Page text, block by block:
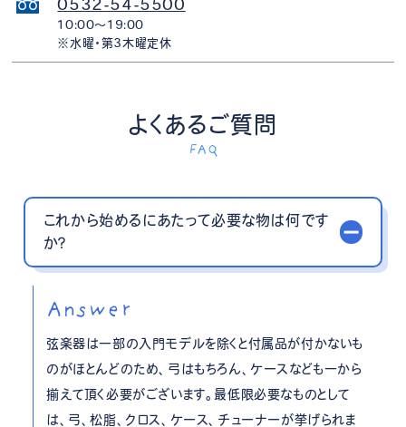
0532-54-5500
10:00〜19:00
※水曜・第3木曜定休
よくあるご質問
FAQ
これから始めるにあたって必要な物は何です
か？
Answer
弦楽器は一部の入門モデルを除くと付属品が付かないも
のがほとんどのため、弓はもちろん、ケースなども一から
揃えて頂く必要がございます。最低限必要なものとして
は、弓、松脂、クロス、ケース、チューナーが挙げられま